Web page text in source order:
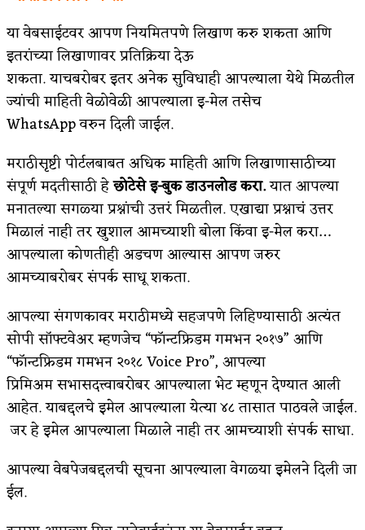
या वेबसाईटवर आपण नियमितपणे लिखाण करु शकता आणि
इतरांच्या लिखाणावर प्रतिक्रिया देऊ
शकता. याचबरोबर इतर अनेक सुविधाही आपल्याला येथे मिळतील
ज्यांची माहिती वेळोवेळी आपल्याला इ-मेल तसेच
WhatsApp वरुन दिली जाईल.
मराठीसृष्टी पोर्टलबाबत अधिक माहिती आणि लिखाणासाठीच्या
संपूर्ण मदतीसाठी हेछोटेसे इ-बुक डाउनलोड करा.यात आपल्या
मनातल्या सगळ्या प्रश्नांची उत्तरं मिळतील. एखाद्या प्रश्नाचं उत्तर
मिळालं नाही तर खुशाल आमच्याशी बोला किंवा इ-मेल करा…
आपल्याला कोणतीही अडचण आल्यास आपण जरुर
आमच्याबरोबर संपर्क साधू शकता.
आपल्या संगणकावर मराठीमध्ये सहजपणे लिहिण्यासाठी अत्यंत
सोपी सॉफ्टवेअर म्हणजेच “फॉन्टफ्रिडम गमभन २०१७” आणि
“फॉन्टफ्रिडम गमभन २०१८ Voice Pro”, आपल्या
प्रिमिअम सभासदत्त्वाबरोबर आपल्याला भेट म्हणून देण्यात आली
आहेत. याबद्दलचे इमेल आपल्याला येत्या ४८ तासात पाठवले जाईल.
जर हे इमेल आपल्याला मिळाले नाही तर आमच्याशी संपर्क साधा.
आपल्या वेबपेजबद्दलची सूचना आपल्याला वेगळ्या इमेलने दिली जा
ईल.